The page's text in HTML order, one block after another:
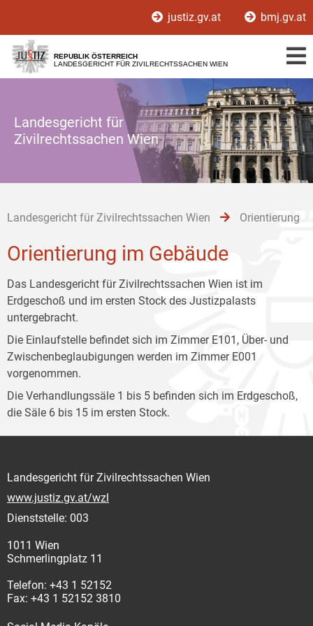
[1]
[2]
[3]
justiz.gv.at bmj.gv.at
REPUBLIK ÖSTERREICH
LANDESGERICHT FÜR ZIVILRECHTSSACHEN WIEN
Landesgericht für
Zivilrechtssachen Wien
Landesgericht für Zivilrechtssachen Wien Orientierung
Orientierung im Gebäude
Das Landesgericht für Zivilrechtssachen Wien ist im
Erdgeschoß und im ersten Stock des Justizpalasts
untergebracht.
Die Einlaufstelle befindet sich im Zimmer E101, Über- und
Zwischenbeglaubigungen werden im Zimmer E001
vorgenommen.
Die Verhandlungssäle 1 bis 5 befinden sich im Erdgeschoß,
die Säle 6 bis 15 im ersten Stock.
Landesgericht für Zivilrechtssachen Wien
www.justiz.gv.at/wzl
Dienststelle: 003
1011 Wien
Schmerlingplatz 11
Telefon: +43 1 52152
Fax: +43 1 52152 3810